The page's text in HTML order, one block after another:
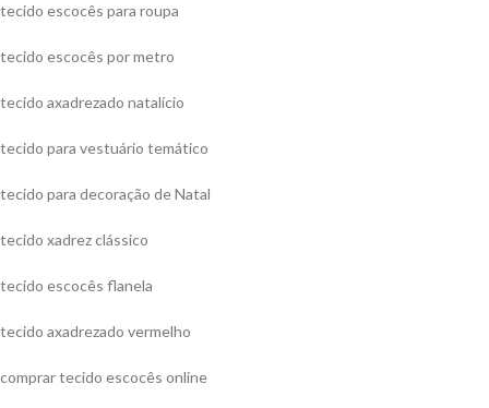
tecido escocês para roupa
tecido escocês por metro
tecido axadrezado natalício
tecido para vestuário temático
tecido para decoração de Natal
tecido xadrez clássico
tecido escocês flanela
tecido axadrezado vermelho
comprar tecido escocês online